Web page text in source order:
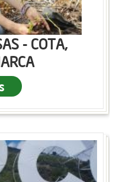
- COTA,